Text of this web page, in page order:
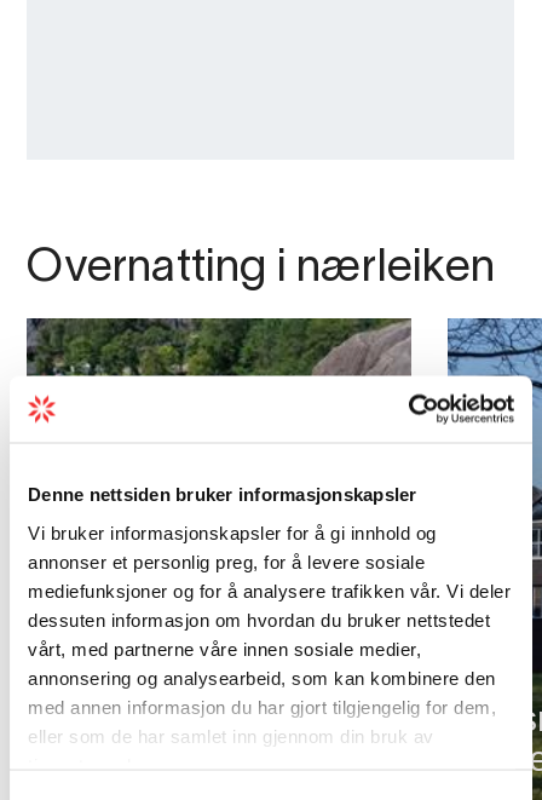
Denne nettsiden bruker informasjonskapsler
Vi bruker informasjonskapsler for å gi innhold og
annonser et personlig preg, for å levere sosiale
mediefunksjoner og for å analysere trafikken vår. Vi deler
dessuten informasjon om hvordan du bruker nettstedet
vårt, med partnerne våre innen sosiale medier,
annonsering og analysearbeid, som kan kombinere den
med annen informasjon du har gjort tilgjengelig for dem,
eller som de har samlet inn gjennom din bruk av
Overnatting i nærleiken
Campingplass
Trolltunga Camping
Hotell